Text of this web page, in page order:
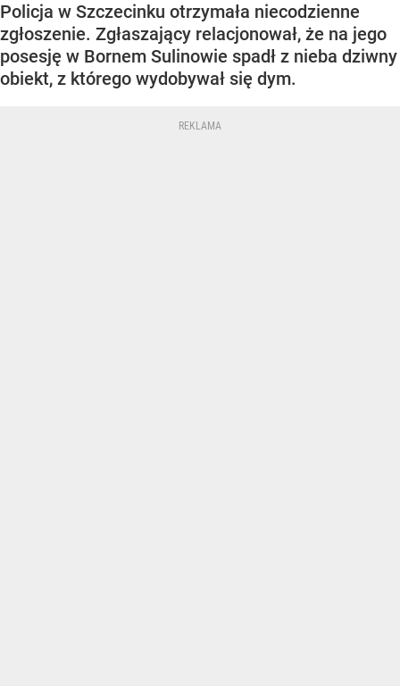
Policja w Szczecinku otrzymała niecodzienne
zgłoszenie. Zgłaszający relacjonował, że na jego
posesję w Bornem Sulinowie spadł z nieba dziwny
obiekt, z którego wydobywał się dym.